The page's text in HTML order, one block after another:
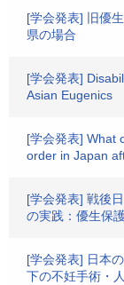
[学会発表] 旧優
県の場合
[学会発表]
Asian Eugenics
[学会発表] What
order in Japan
[学会発表] 戦後
の実践：優生保
[学会発表] 日本
下の不妊手術・